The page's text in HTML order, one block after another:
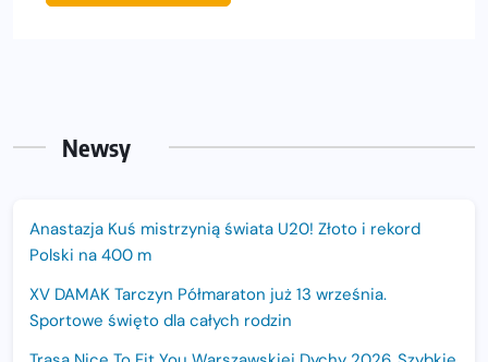
Newsy
Anastazja Kuś mistrzynią świata U20! Złoto i rekord
Polski na 400 m
XV DAMAK Tarczyn Półmaraton już 13 września.
Sportowe święto dla całych rodzin